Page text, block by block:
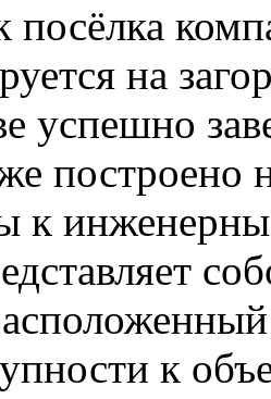
посёлка
на
успешно
построено
к
к